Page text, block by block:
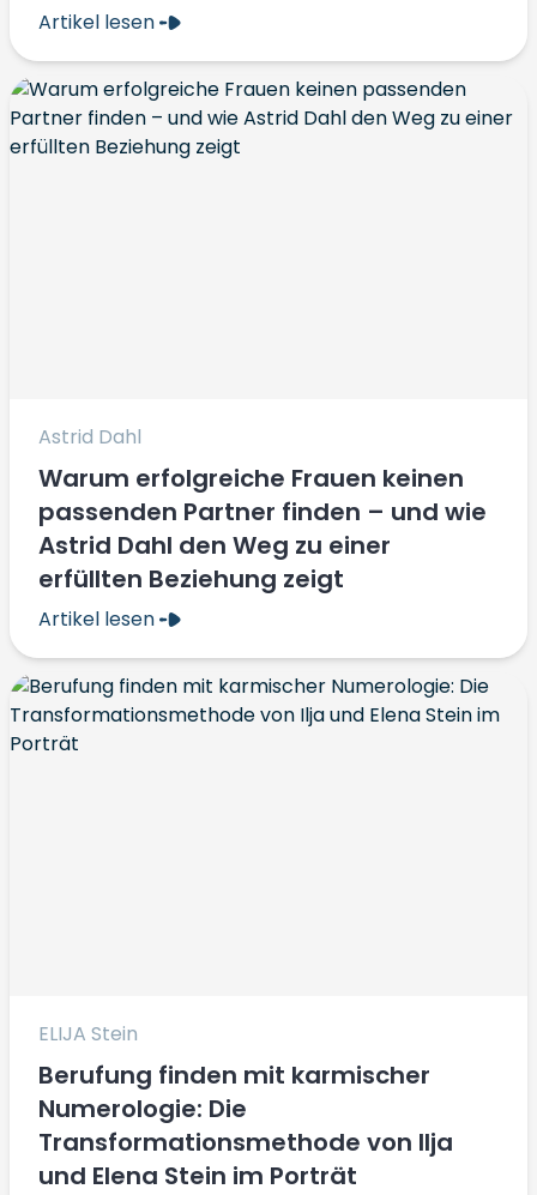
Artikel lesen
Astrid Dahl
Warum erfolgreiche Frauen keinen
passenden Partner finden – und wie
Astrid Dahl den Weg zu einer
erfüllten Beziehung zeigt
Artikel lesen
ELIJA Stein
Berufung finden mit karmischer
Numerologie: Die
Transformationsmethode von Ilja
und Elena Stein im Porträt